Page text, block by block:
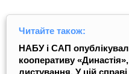
Читайте також:
НАБУ і САП
кооперативу «Династія»,